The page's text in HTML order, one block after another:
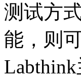
测试方
能，则